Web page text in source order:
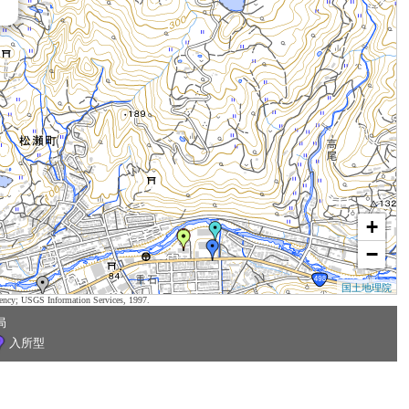
+
−
国土地理院
USGS Information Services, 1997.
入所型